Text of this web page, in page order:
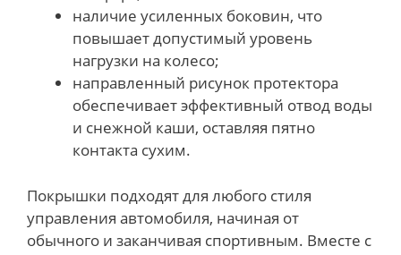
наличие усиленных боковин, что
повышает допустимый уровень
нагрузки на колесо;
направленный рисунок протектора
обеспечивает эффективный отвод воды
и снежной каши, оставляя пятно
контакта сухим.
Покрышки подходят для любого стиля
управления автомобиля, начиная от
обычного и заканчивая спортивным. Вместе с